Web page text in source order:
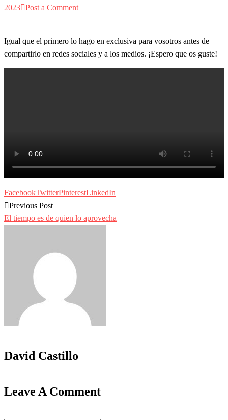
2023 Post a Comment
Igual que el primero lo hago en exclusiva para vosotros antes de
compartirlo en redes sociales y a los medios. ¡Espero que os guste!
FacebookTwitterPinterestLinkedIn
Previous Post
El tiempo es de quien lo aprovecha
David Castillo
Leave A Comment